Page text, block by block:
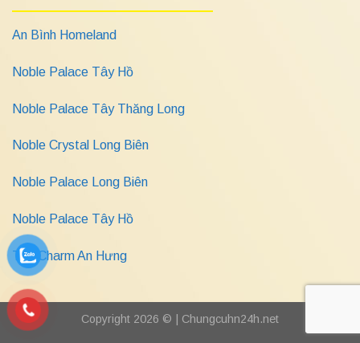
An Bình Homeland
Noble Palace Tây Hồ
Noble Palace Tây Thăng Long
Noble Crystal Long Biên
Noble Palace Long Biên
Noble Palace Tây Hồ
The Charm An Hưng
Copyright 2026 © | Chungcuhn24h.net